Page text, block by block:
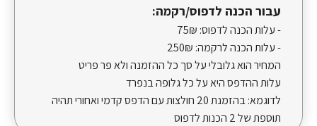
עבור הכנה לדפוס/רקמה:
- עלות הכנה לדפוס:
- עלות הכנה לרקמה:
המחיר הוא גלובלי על סך כל ההזמנה ולא פר פריט
עלות ההדפס היא על כל גלופה בנפרד
לדוגמא: בהזמנת 20 חולצות עם הדפס קדמי ואחורי תהיה
תוספת של 2 הכנות לדפוס